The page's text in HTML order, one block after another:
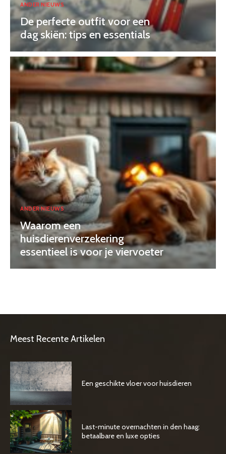
ANDER NIEUWS
De perfecte outfit voor een
dag skiën: tips en essentials
ANDER NIEUWS
Waarom een
huisdierenverzekering
essentieel is voor je viervoeter
Meest Recente Artikelen
Een geschikte vloer voor huisdieren
Last-minute overnachten in den haag:
betaalbare en luxe opties